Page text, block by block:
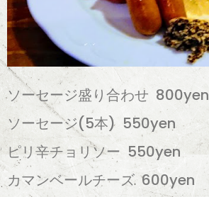
ソーセージ盛り合わせ 800yen
ソーセージ(5本) 550yen
ピリ辛チョリソー 550yen
カマンベールチーズ 600yen